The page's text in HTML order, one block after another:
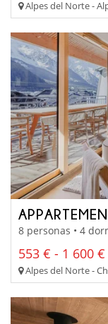
Alpes del Norte -
8 personas • 4
553 € - 1 600 €
Alpes del Norte -